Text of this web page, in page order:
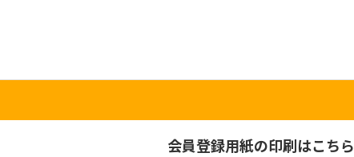
会員登録用紙の印刷はこちら